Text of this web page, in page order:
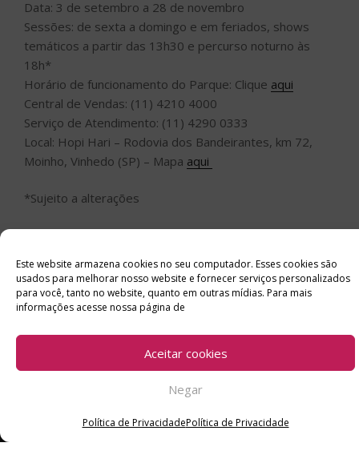
Este website armazena cookies no seu computador. Esses cookies são
usados ​​para melhorar nosso website e fornecer serviços personalizados
para você, tanto no website, quanto em outras mídias. Para mais
informações acesse nossa página de
Aceitar cookies
Negar
Política de PrivacidadePolítica de Privacidade
Data: 3 de setembro a 28 de novembro
Sessões: de sexta a domingo e em feriados, shows
temáticos a partir das 13h30 e percurso noturno às
18h*
Horário de funcionamento do Parque: Clique aqui
Central de Vendas: (11) 4210 4000
Serviço de Atendimento: (11) 4290 0333
Local: Hopi Hari – Rodovia dos Bandeirantes, km 72,
Moinho, Vinhedo (SP) – Mapa aqui
*Sujeito a alterações
INÍCIO SOBRE
ESTÚDIO ACESSO CULTURAL GUIAS
POLÍTICA DE PRIVACIDADE
Facebook
TwitterInstagram
Youtube